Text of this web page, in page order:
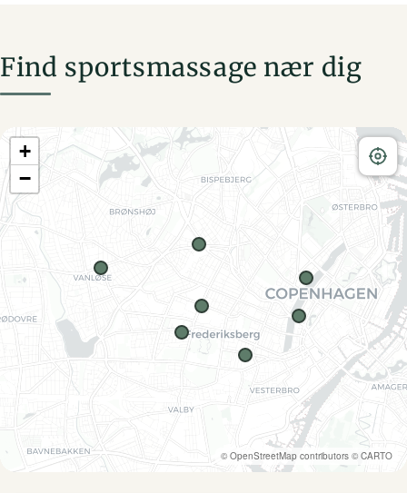
Find sportsmassage nær dig
+
−
© OpenStreetMap contributors © CARTO